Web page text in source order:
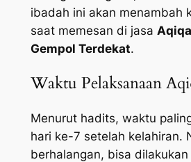
ibadah ini akan menambah
saat memesan di jasa
Gempol Terdekat.
Waktu Pelaksanaan
Menurut hadits, waktu
hari ke-7 setelah kelahiran.
berhalangan, bisa